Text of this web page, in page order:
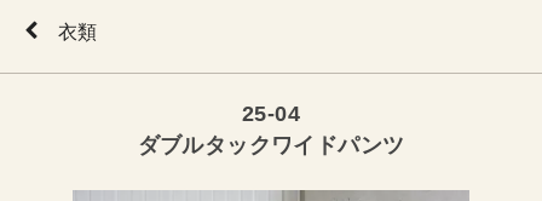
衣類
25-04
ダブルタックワイドパンツ